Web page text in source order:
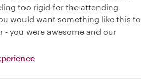
too rigid for the attending
would want something like this to
- you were awesome and our